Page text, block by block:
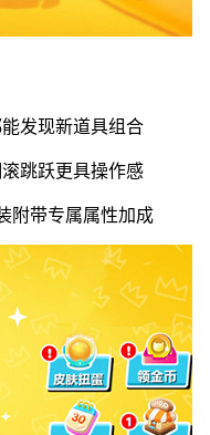
发现新道具组合
跳跃更具操作感
附带专属属性加成